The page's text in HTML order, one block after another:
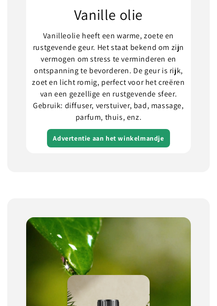
Vanille olie
Vanilleolie heeft een warme, zoete en
rustgevende geur. Het staat bekend om zijn
vermogen om stress te verminderen en
ontspanning te bevorderen. De geur is rijk,
zoet en licht romig, perfect voor het creëren
van een gezellige en rustgevende sfeer.
Gebruik: diffuser, verstuiver, bad, massage,
parfum, thuis, enz.
Advertentie aan het winkelmandje